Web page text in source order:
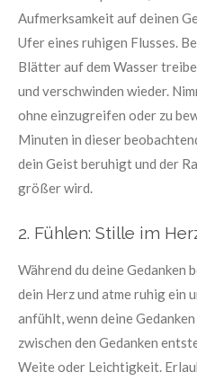
Aufmerksamkeit auf deinen
Ufer eines ruhigen Flusses.
Blätter auf dem Wasser
und verschwinden wieder.
ohne einzugreifen oder zu
Minuten in dieser
dein Geist beruhigt und der
größer wird.
2. Fühlen: Stille im
Während du deine Gedanken
dein Herz und atme ruhig ein
anfühlt, wenn deine
zwischen den Gedanken
Weite oder Leichtigkeit.